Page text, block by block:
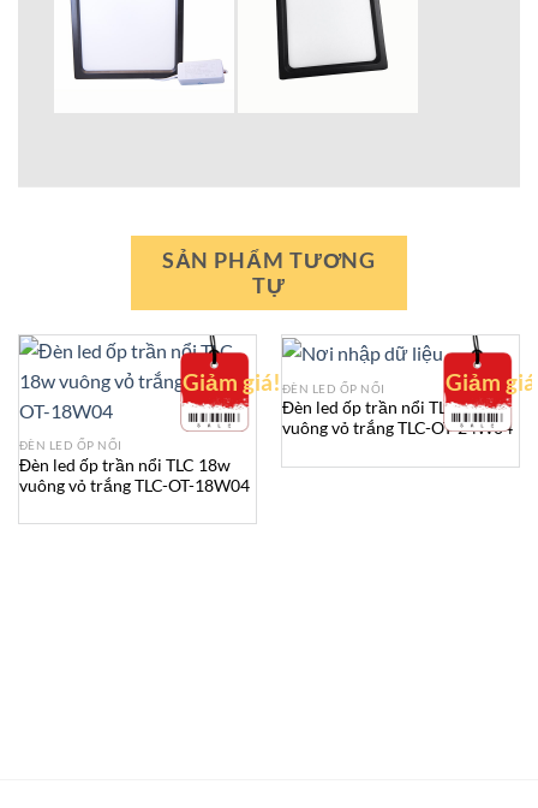
SẢN PHẨM TƯƠNG
TỰ
Giảm giá!
ĐÈN LED ỐP NỔI
Đèn led ốp trần nổi TLC 18w
vuông vỏ trắng TLC-OT-18W04
Giảm
ĐÈN LED ỐP NỔI
Đèn led ốp trần nổi TLC 24w
vuông vỏ trắng TLC-OT-24W04